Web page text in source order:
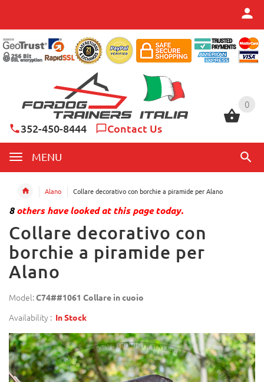
0
352-450-8444 Contact Us
MENU
0
Alano Collare decorativo con borchie a piramide per Alano
8others have looked at this page today.
Collare decorativo con
borchie a piramide per
Alano
Model:C74##1061 Collare in cuoio
Availability : In Stock